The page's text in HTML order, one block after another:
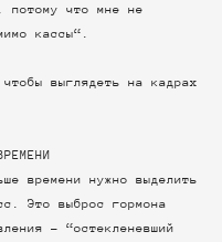
потому что мне не
кассы“.
выглядеть на кадрах
времени нужно выделить
Это выброс гормона
- “остекленевший